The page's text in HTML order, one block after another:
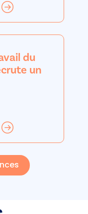
du
un